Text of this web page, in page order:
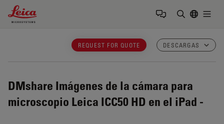
Leica Microsystems Logo
REQUEST FOR QUOTE DESCARGAS
DMshare Imágenes de la cámara para
microscopio Leica ICC50 HD en el iPad -